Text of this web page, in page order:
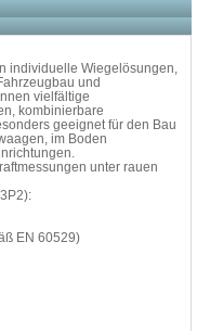
individuelle Wiegelösungen,
und
vielfältige
kombinierbare
geeignet für den Bau
im Boden
unter rauen
EN 60529)